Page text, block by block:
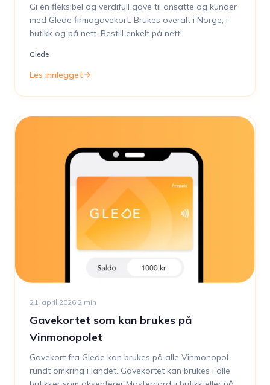
Gi en fleksibel og verdifull gave til ansatte og kunder
med Glede firmagavekort. Brukes overalt i Norge, i
butikk og på nett. Bestill enkelt på nett!
Glede
Les innlegget
21. april 2026·2 min
Gavekortet som kan brukes på
Vinmonopolet
Gavekort fra Glede kan brukes på alle Vinmonopol
rundt omkring i landet. Gavekortet kan brukes i alle